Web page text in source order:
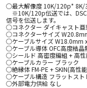
○最大解像度 10K/120p* 8K/
※10K/120p伝送では、DSC
信号を伝送します。
○コネクター ダイキャスト
○コネクターサイズ
○ケーブルサイズ W18.0mm
○ケーブル導体 OFC高度結晶
○シールド 高密度編組 + 高
○ケーブルカラー ブラック
○絶縁体 FM-PE + SKIN(高性
○ケーブル構造 フラットスト
○外部電力供給 なし